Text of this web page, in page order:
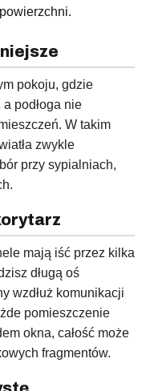
pokoju, gdzie
podłoga nie
W takim
zwykle
przy sypialniach,
mają iść przez kilka
długą oś
wzdłuż komunikacji
pomieszczenie
okna, całość może
fragmentów.